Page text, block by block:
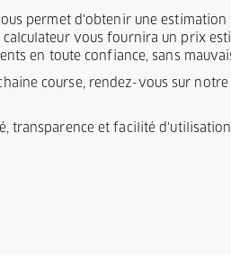
permet d'obtenir une
vous fournira un prix
en toute confiance, sans
course, rendez-vous sur
transparence et facilité